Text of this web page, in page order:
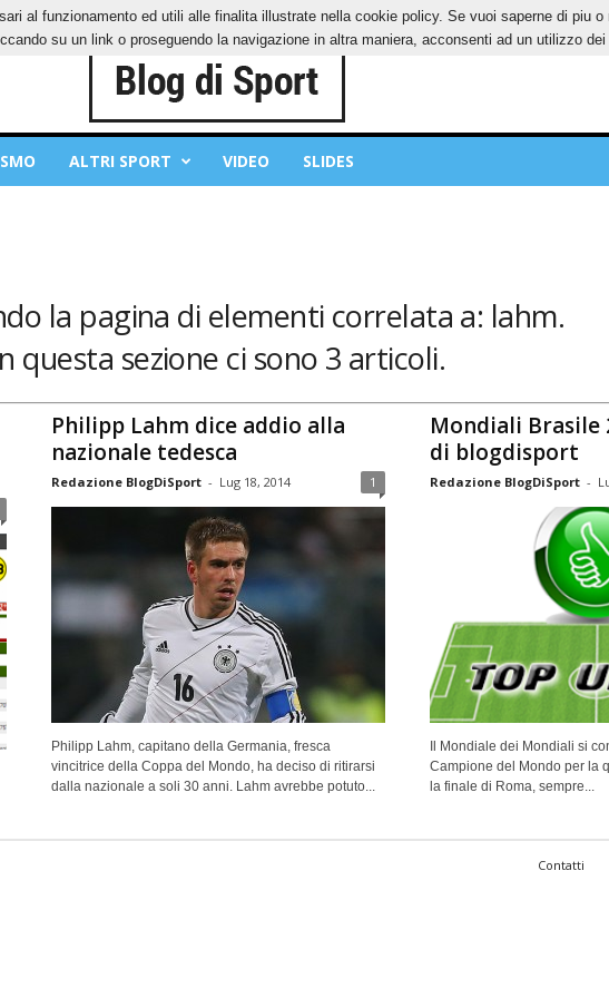
PRIVACY POLICY
ALTRI SPORT VIDEO SLIDES
la pagina di elementi correlata a: lahm.
questa sezione ci sono 3 articoli.
Philipp Lahm dice addio alla
nazionale tedesca
Redazione BlogDiSport - Lug 18, 2014 1
Philipp Lahm, capitano della Germania, fresca
vincitrice della Coppa del Mondo, ha deciso di ritirarsi
dalla nazionale a soli 30 anni. Lahm avrebbe potuto...
Mondiali Brasile
di blogdisport
Redazione BlogDiSport -
Il Mondiale dei Mondiali si
Campione del Mondo per la
la finale di Roma, sempre...
Contatti
al funzionamento ed utili alle finalita illustrate nella cookie policy. Se vuoi saperne di piu
su un link o proseguendo la navigazione in altra maniera, acconsenti ad un utilizzo